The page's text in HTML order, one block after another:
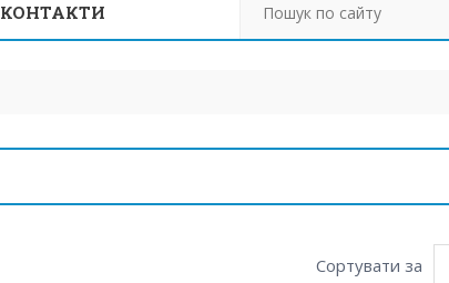
КОНТАКТИ
Сортувати за